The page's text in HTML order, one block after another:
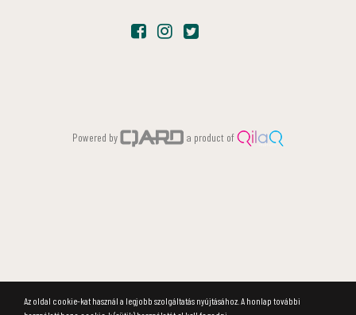
Powered by a product of
Az oldal cookie-kat használ a legjobb szolgáltatás nyújtásához. A honlap további